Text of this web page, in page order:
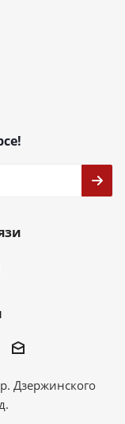
Дзержинского